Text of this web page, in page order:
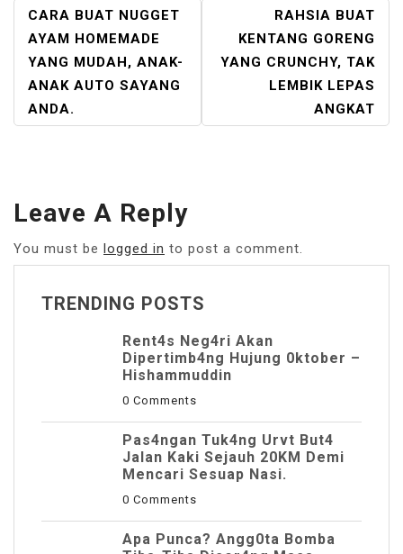
POST
NAVIGATION
CARA BUAT NUGGET
AYAM HOMEMADE
YANG MUDAH, ANAK-
ANAK AUTO SAYANG
ANDA.
RAHSIA BUAT
KENTANG GORENG
YANG CRUNCHY, TAK
LEMBIK LEPAS
ANGKAT
Leave A Reply
You must be logged in to post a comment.
TRENDING POSTS
Rent4s Neg4ri Akan
Dipertimb4ng Hujung 0ktober –
Hishammuddin
0 Comments
Pas4ngan Tuk4ng Urvt But4
JaIan Kaki Sejauh 20KM Demi
Mencari Sesuap Nasi.
0 Comments
Apa Punca? Angg0ta Bomba